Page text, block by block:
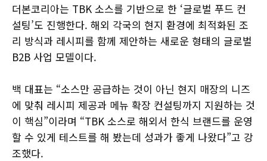
더본코리아는 TBK 소스를 기반으로 한 ‘글로벌 푸드 컨
설팅’도 진행한다. 해외 각국의 현지 환경에 최적화된 조
리 방식과 레시피를 함께 제안하는 새로운 형태의 글로벌
B2B 사업 모델이다.
백 대표는 “소스만 공급하는 것이 아닌 현지 매장의 니즈
에 맞춰 레시피 제공과 메뉴 확장 컨설팅까지 지원하는 것
이 핵심”이라며 “TBK 소스로 해외서 한식 브랜드를 운영
할 수 있게 테스트를 해 봤는데 성과가 좋게 나왔다”고 강
조했다.